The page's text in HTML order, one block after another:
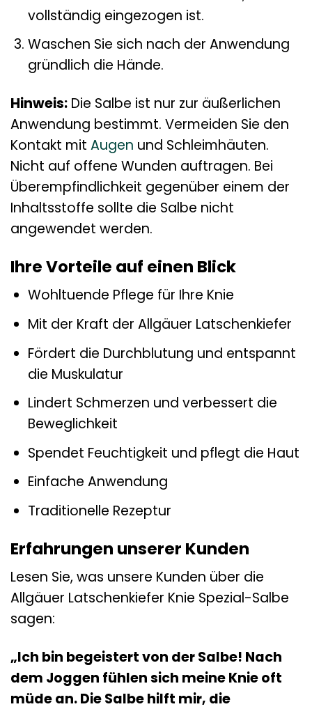
vollständig eingezogen ist.
Waschen Sie sich nach der Anwendung
gründlich die Hände.
Hinweis: Die Salbe ist nur zur äußerlichen
Anwendung bestimmt. Vermeiden Sie den
Kontakt mit Augen und Schleimhäuten.
Nicht auf offene Wunden auftragen. Bei
Überempfindlichkeit gegenüber einem der
Inhaltsstoffe sollte die Salbe nicht
angewendet werden.
Ihre Vorteile auf einen Blick
Wohltuende Pflege für Ihre Knie
Mit der Kraft der Allgäuer Latschenkiefer
Fördert die Durchblutung und entspannt
die Muskulatur
Lindert Schmerzen und verbessert die
Beweglichkeit
Spendet Feuchtigkeit und pflegt die Haut
Einfache Anwendung
Traditionelle Rezeptur
Erfahrungen unserer Kunden
Lesen Sie, was unsere Kunden über die
Allgäuer Latschenkiefer Knie Spezial-Salbe
sagen:
„Ich bin begeistert von der Salbe! Nach
dem Joggen fühlen sich meine Knie oft
müde an. Die Salbe hilft mir, die